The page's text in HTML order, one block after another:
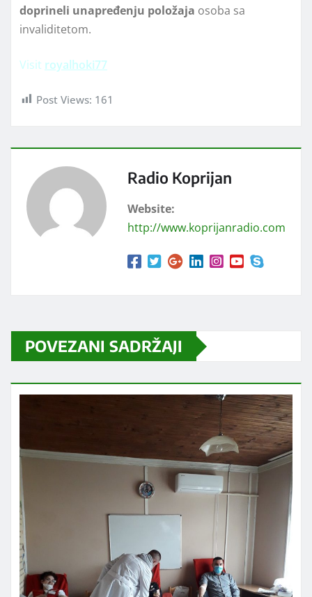
doprineli unapređenju položaja osoba sa
invaliditetom.
Visit royalhoki77
Post Views: 161
Radio Koprijan
Website:
http://www.koprijanradio.com
POVEZANI SADRŽAJI